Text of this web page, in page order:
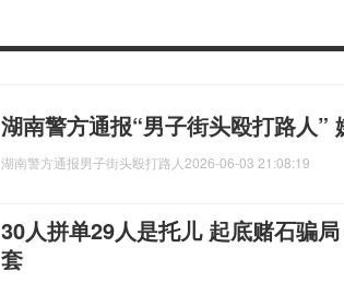
湖南警方通报“男子街头殴打路人”
湖南警方通报男子街头殴打路人 2026-06-03 21:08:19
30人拼单29人是托儿 起底赌石骗
套